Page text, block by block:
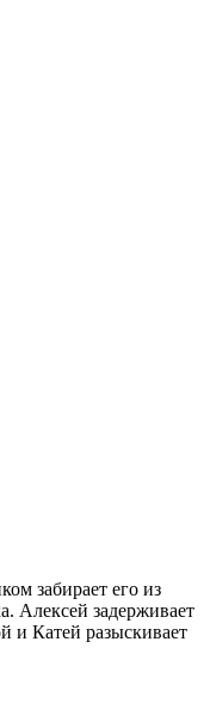
забирает его из
Алексей задерживает
и Катей разыскивает